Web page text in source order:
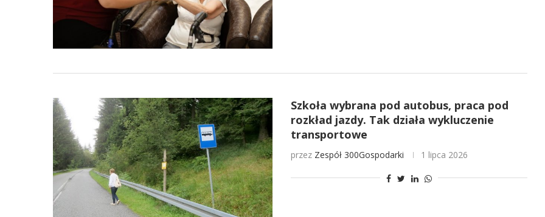
Szkoła wybrana pod autobus, praca pod
rozkład jazdy. Tak działa wykluczenie
transportowe
przez Zespół 300Gospodarki 1 lipca 2026